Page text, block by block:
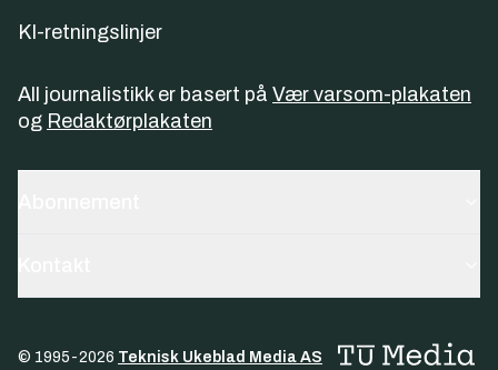
KI-retningslinjer
All journalistikk er basert på Vær varsom-plakaten
og Redaktørplakaten
© 1995-2026 Teknisk Ukeblad Media AS